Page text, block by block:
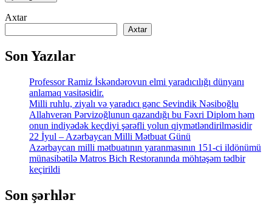
Axtar
Axtar
Son Yazılar
Professor Ramiz İskəndərovun elmi yaradıcılığı dünyanı
anlamaq vasitəsidir.
Milli ruhlu, ziyalı və yaradıcı gənc Sevindik Nəsiboğlu
Allahverən Pərvizoğlunun qazandığı bu Fəxri Diplom həm
onun indiyədək keçdiyi şərəfli yolun qiymətləndirilməsidir
22 İyul – Azərbaycan Milli Mətbuat Günü
Azərbaycan milli mətbuatının yaranmasının 151-ci ildönümü
münasibətilə Matros Bich Restoranında möhtəşəm tədbir
keçirildi
Son şərhlər